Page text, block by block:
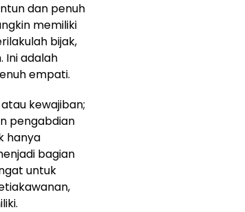
dan penuh
memiliki
bijak,
Ini adalah
empati.
kewajiban;
pengabdian
hanya
bagian
untuk